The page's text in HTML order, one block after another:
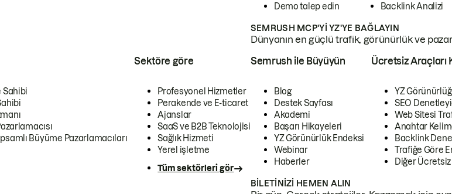
Demo talep edin
Backlink Analizi
SEMRUSH MCP'YI YZ'YE BAĞLAYIN
Dünyanın en güçlü trafik, görünürlük ve
Sahibi
Büyüme Pazarlamacıları
Sektöre göre
Profesyonel Hizmetler
Perakende ve E-ticaret
Ajanslar
SaaS ve B2B Teknolojisi
Sağlık Hizmeti
Yerel işletme
Tüm sektörleri gör
Semrush ile Büyüyün
Blog
Destek Sayfası
Akademi
Başarı Hikayeleri
YZ Görünürlük Endeksi
Webinar
Haberler
Ücretsiz Araçları
YZ
SEO
Web Sitesi
Anahtar
Backlink
Trafiğe Göre
Diğer
BILETINIZI HEMEN ALIN